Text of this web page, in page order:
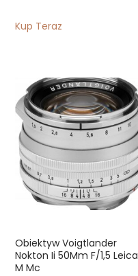
Kup Teraz
Obiektyw Voigtlander
Nokton Ii 50Mm F/1,5 Leica
M Mc